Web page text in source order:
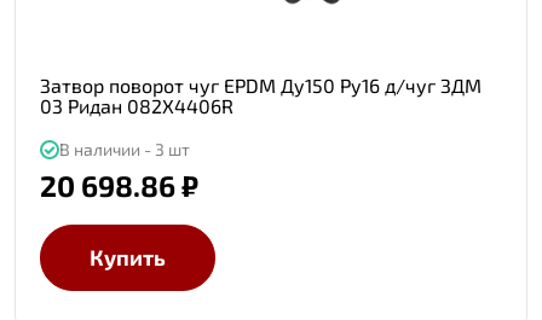
Затвор поворот чуг EPDM Ду150 Ру16 д/чуг ЗДМ
03 Ридан 082X4406R
В наличии - 3 шт
20 698.86 ₽
Купить